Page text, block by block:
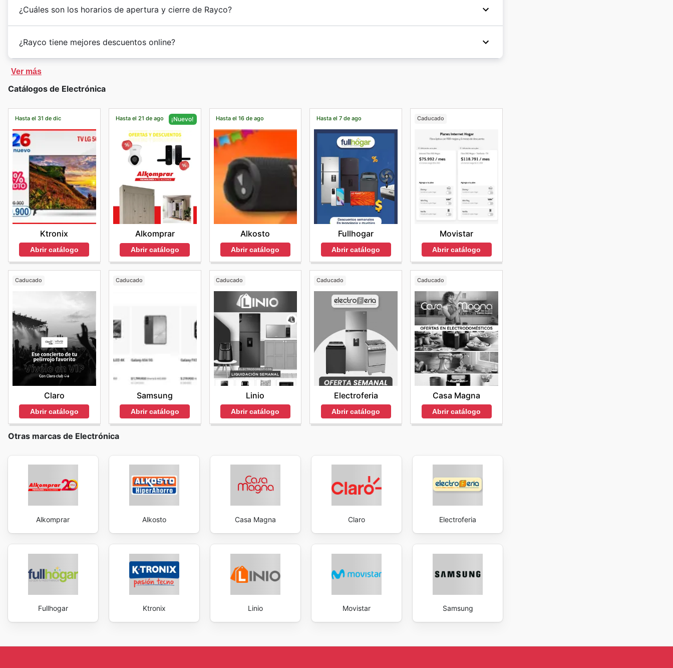
¿Cuáles son los horarios de apertura y cierre de Rayco?
¿Rayco tiene mejores descuentos online?
Ver más
Catálogos de Electrónica
Hasta el 31 de dic
Ktronix
Abrir catálogo
Hasta el 21 de ago ¡Nuevo!
Alkomprar
Abrir catálogo
Hasta el 16 de ago
Alkosto
Abrir catálogo
Hasta el 7 de ago
Fullhogar
Abrir catálogo
Caducado
Movistar
Abrir catálogo
Caducado
Claro
Abrir catálogo
Caducado
Samsung
Abrir catálogo
Caducado
Linio
Abrir catálogo
Caducado
Electroferia
Abrir catálogo
Caducado
Casa Magna
Abrir catálogo
Otras marcas de Electrónica
Alkomprar Alkosto Casa Magna Claro Electroferia
Fullhogar Ktronix Linio Movistar Samsung